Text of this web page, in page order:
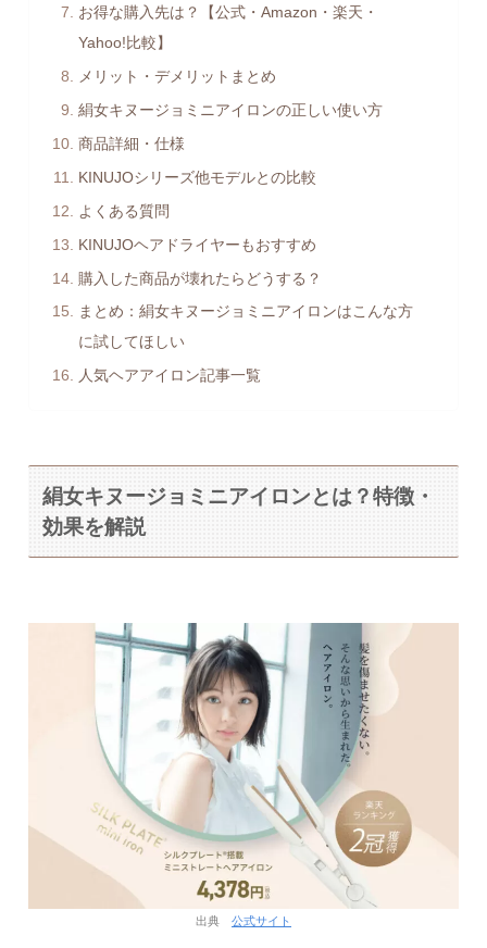
お得な購入先は？【公式・Amazon・楽天・
Yahoo!比較】
メリット・デメリットまとめ
絹女キヌージョミニアイロンの正しい使い方
商品詳細・仕様
KINUJOシリーズ他モデルとの比較
よくある質問
KINUJOヘアドライヤーもおすすめ
購入した商品が壊れたらどうする？
まとめ：絹女キヌージョミニアイロンはこんな方
に試してほしい
人気ヘアアイロン記事一覧
絹女キヌージョミニアイロンとは？特徴・
効果を解説
出典 公式サイト